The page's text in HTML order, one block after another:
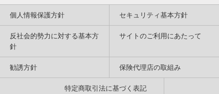
個人情報保護方針 セキュリティ基本方針
反社会的勢力に対する基本方
針
サイトのご利用にあたって
勧誘方針 保険代理店の取組み
特定商取引法に基づく表記